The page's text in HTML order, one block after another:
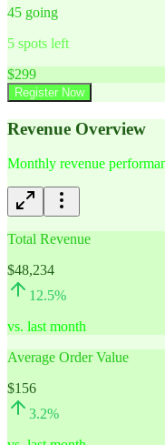
45 going
5 spots left
$299
Register Now
Revenue Overview
Monthly revenue
Total Revenue
$48,234
12.5%
vs. last month
Average Order Value
$156
3.2%